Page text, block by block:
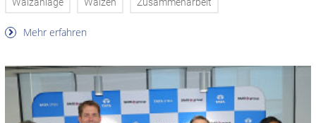
Mehr erfahren